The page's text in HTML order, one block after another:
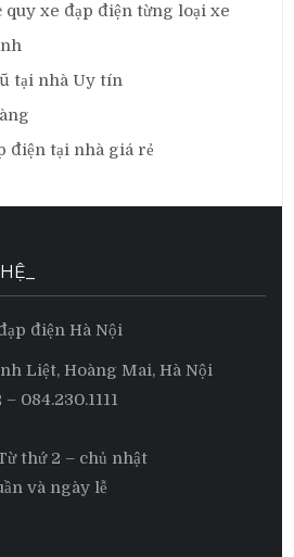
quy xe đạp điện từng loại xe
tại nhà Uy tín
điện tại nhà giá rẻ
điện Hà Nội
Liệt, Hoàng Mai, Hà Nội
– 084.230.1111
thứ 2 – chủ nhật
và ngày lễ